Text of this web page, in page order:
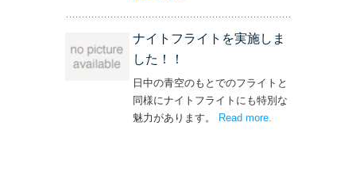
ナイトフライトを実施しま
した！！
日中の青空のもとでのフライトと
同様にナイトフライトにも特別な
魅力があります。
Read more